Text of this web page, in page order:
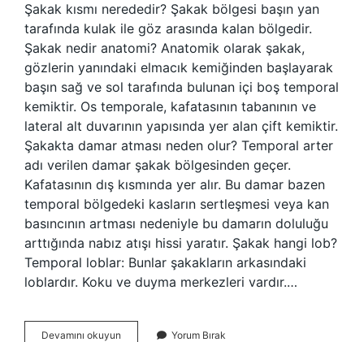
Şakak kısmı nerededir? Şakak bölgesi başın yan
tarafında kulak ile göz arasında kalan bölgedir.
Şakak nedir anatomi? Anatomik olarak şakak,
gözlerin yanındaki elmacık kemiğinden başlayarak
başın sağ ve sol tarafında bulunan içi boş temporal
kemiktir. Os temporale, kafatasının tabanının ve
lateral alt duvarının yapısında yer alan çift kemiktir.
Şakakta damar atması neden olur? Temporal arter
adı verilen damar şakak bölgesinden geçer.
Kafatasının dış kısmında yer alır. Bu damar bazen
temporal bölgedeki kasların sertleşmesi veya kan
basıncının artması nedeniyle bu damarın doluluğu
arttığında nabız atışı hissi yaratır. Şakak hangi lob?
Temporal loblar: Bunlar şakakların arkasındaki
loblardır. Koku ve duyma merkezleri vardır.…
Devamını okuyun Yorum Bırak